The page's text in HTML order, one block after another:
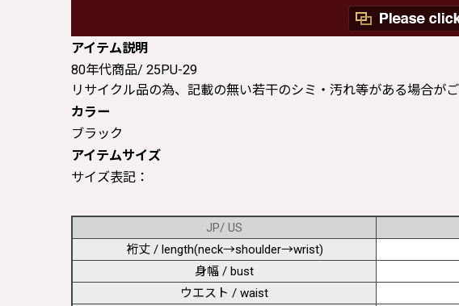
アイテム説明
80年代商品/ 25PU-29
リサイクル品の為、記載の無い若干のシミ・汚れ等がある場合が
カラー
ブラック
アイテムサイズ
サイズ表記：
JP/ US
裄丈 / length(neck→shoulder→wrist)
身幅 / bust
ウエスト / waist